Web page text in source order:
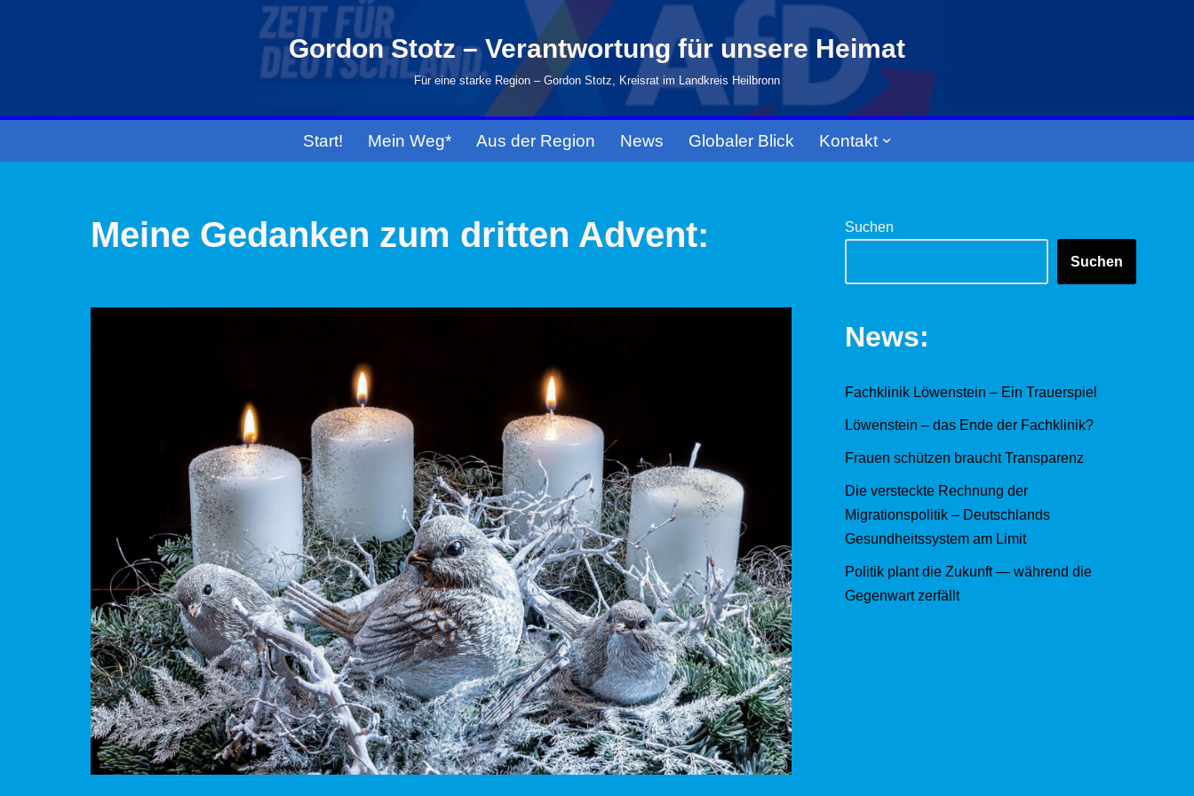
Gordon Stotz – Verantwortung für unsere Heimat
Für eine starke Region – Gordon Stotz, Kreisrat im Landkreis Heilbronn
Start! Mein Weg* Aus der Region News Globaler Blick Kontakt
Meine Gedanken zum dritten Advent: Suchen
Suchen
News:
Fachklinik Löwenstein – Ein Trauerspiel
Löwenstein – das Ende der Fachklinik?
Frauen schützen braucht Transparenz
Die versteckte Rechnung der
Migrationspolitik – Deutschlands
Gesundheitssystem am Limit
Politik plant die Zukunft — während die
Gegenwart zerfällt